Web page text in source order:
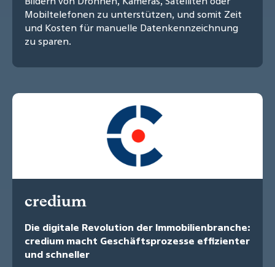
Mobiltelefonen zu unterstützen, und somit Zeit
und Kosten für manuelle Datenkennzeichnung
zu sparen.
credium
Die digitale Revolution der Immobilienbranche:
credium macht Geschäftsprozesse effizienter
und schneller